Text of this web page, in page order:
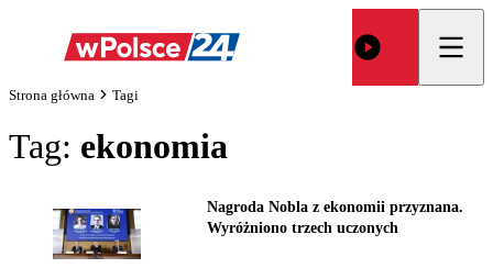
Strona główna Tagi
Tag: ekonomia
Nagroda Nobla z ekonomii przyznana.
Wyróżniono trzech uczonych